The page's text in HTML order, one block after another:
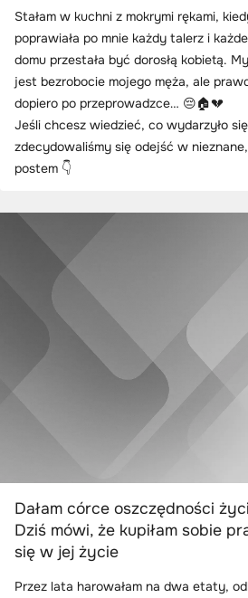
Stałam w kuchni z mokrymi rękami,
poprawiała po mnie każdy talerz i
domu przestała być dorosłą kobietą.
jest bezrobocie mojego męża, ale
dopiero po przeprowadzce… 😔🏠💔
Jeśli chcesz wiedzieć, co wydarzyło
zdecydowaliśmy się odejść w
postem 👇
Dałam córce oszczędności
Dziś mówi, że kupiłam sobie
się w jej życie
Przez lata harowałam na dwa etaty,